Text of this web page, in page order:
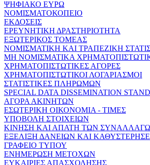
ΨΗΦΙΑΚΟ ΕΥΡΩ
ΝΟΜΙΣΜΑΤΟΚΟΠΕΙΟ
ΕΚΔΟΣΕΙΣ
ΕΡΕΥΝΗΤΙΚΗ ΔΡΑΣΤΗΡΙΟΤΗΤΑ
ΕΞΩΤΕΡΙΚΟΣ ΤΟΜΕΑΣ
ΝΟΜΙΣΜΑΤΙΚΗ ΚΑΙ ΤΡΑΠΕΖΙΚΗ
ΜΗ ΝΟΜΙΣΜΑΤΙΚΑ
ΧΡΗΜΑΤΟΠΙΣΤΩΤΙΚΕΣ ΑΓΟΡΕΣ
ΧΡΗΜΑΤΟΠΙΣΤΩΤΙΚΟΙ ΛΟΓΑΡΙΑΣΜΟΙ
ΣΤΑΤΙΣΤΙΚΕΣ ΠΛΗΡΩΜΩΝ
SPECIAL DATA DISSEMINATION
ΑΓΟΡΑ ΑΚΙΝΗΤΩΝ
ΕΣΩΤΕΡΙΚΗ ΟΙΚΟΝΟΜΙΑ - ΤΙΜΕΣ
ΥΠΟΒΟΛΗ ΣΤΟΙΧΕΙΩΝ
ΚΙΝΗΣΗ ΚΑΙ ΑΠΑΤΗ ΤΩΝ
ΕΞΕΛΙΞΗ ΔΑΝΕΙΩΝ ΚΑΙ
ΓΡΑΦΕΙΟ ΤΥΠΟΥ
ΕΝΗΜΕΡΩΣΗ ΜΕΤΟΧΩΝ
ΕΥΚΑΙΡΙΕΣ ΑΠΑΣΧΟΛΗΣΗΣ